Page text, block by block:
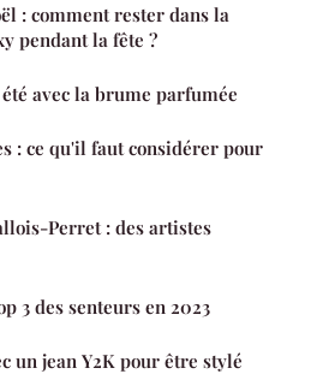
: comment rester dans la
pendant la fête ?
avec la brume parfumée
: ce qu'il faut considérer pour
Perret : des artistes
3 des senteurs en 2023
un jean Y2K pour être stylé